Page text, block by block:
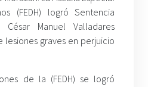
(FEDH) logró Sentencia
César Manuel Valladares
graves en perjuicio
de la (FEDH) se logró